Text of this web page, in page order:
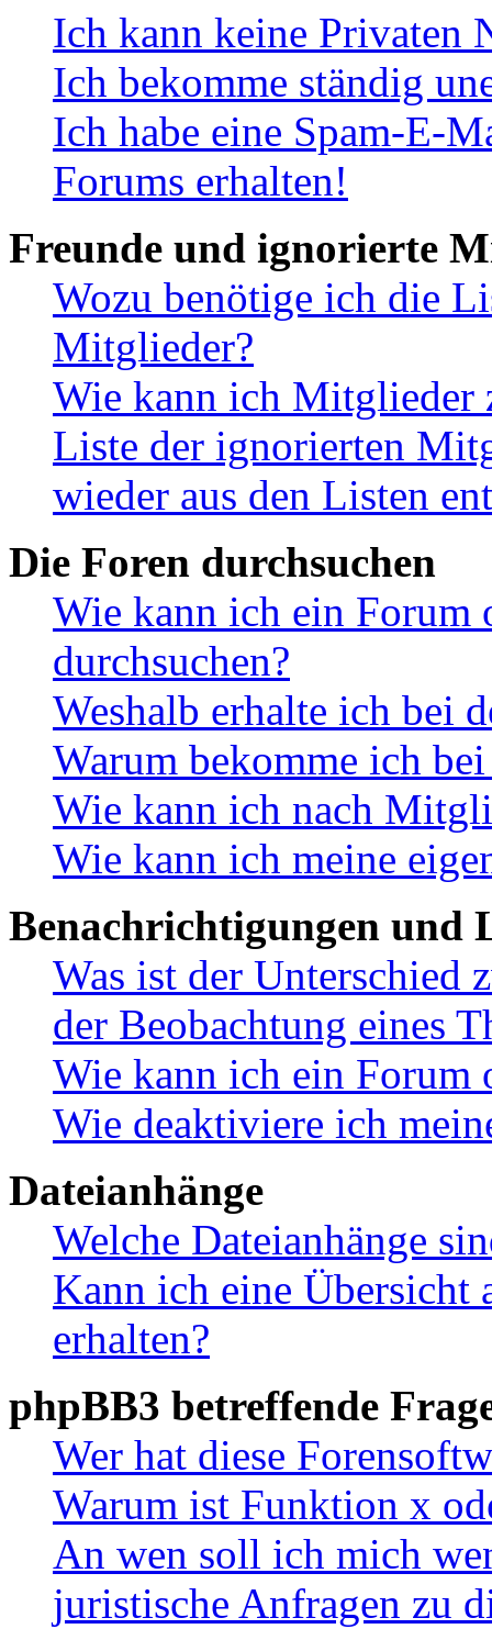
Ich kann keine Privaten
Ich bekomme ständig
Ich habe eine Spam-E-
Forums erhalten!
Freunde und ignorierte
Wozu benötige ich die
Mitglieder?
Wie kann ich Mitglieder
Liste der ignorierten
wieder aus den Listen
Die Foren durchsuchen
Wie kann ich ein Forum
durchsuchen?
Weshalb erhalte ich bei
Warum bekomme ich
Wie kann ich nach
Wie kann ich meine
Benachrichtigungen und
Was ist der Unterschied
der Beobachtung eines
Wie kann ich ein Forum
Wie deaktiviere ich
Dateianhänge
Welche Dateianhänge
Kann ich eine Übersicht
erhalten?
phpBB3 betreffende
Wer hat diese
Warum ist Funktion x
An wen soll ich mich
juristische Anfragen zu